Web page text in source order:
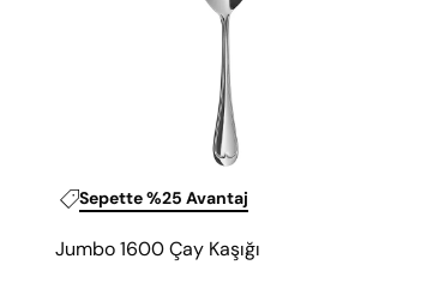
Sepette %25 Avantaj
Jumbo 1600 Çay Kaşığı